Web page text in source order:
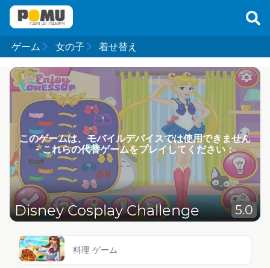
ゲーム 女の子 着せ替え
このゲームは、モバイルデバイスでは使用できません
- これらの代替ゲームをプレイしてください：
Disney Cosplay Challenge 5.0
料理 ゲーム